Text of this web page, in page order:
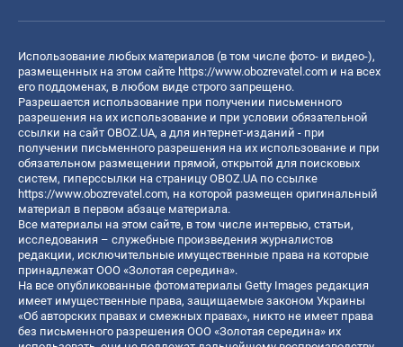
Использование любых материалов (в том числе фото- и видео-),
размещенных на этом сайте https://www.obozrevatel.com и на всех
его поддоменах, в любом виде строго запрещено.
Разрешается использование при получении письменного
разрешения на их использование и при условии обязательной
ссылки на сайт OBOZ.UA, а для интернет-изданий - при
получении письменного разрешения на их использование и при
обязательном размещении прямой, открытой для поисковых
систем, гиперссылки на страницу OBOZ.UA по ссылке
https://www.obozrevatel.com, на которой размещен оригинальный
материал в первом абзаце материала.
Все материалы на этом сайте, в том числе интервью, статьи,
исследования – служебные произведения журналистов
редакции, исключительные имущественные права на которые
принадлежат ООО «Золотая середина».
На все опубликованные фотоматериалы Getty Images редакция
имеет имущественные права, защищаемые законом Украины
«Об авторских правах и смежных правах», никто не имеет права
без письменного разрешения ООО «Золотая середина» их